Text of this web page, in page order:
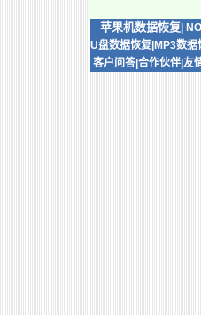
苹果机数据恢复
U盘数据恢复| MP3数据
客户问答| 合作伙伴| 友